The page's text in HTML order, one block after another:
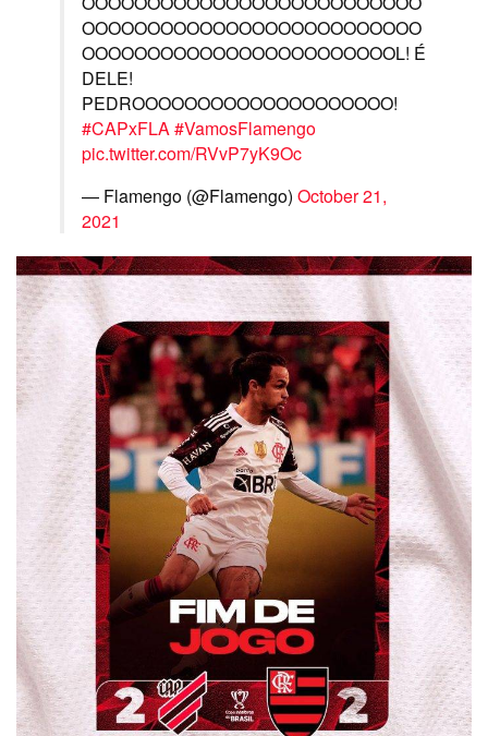
OOOOOOOOOOOOOOOOOOOOOOOOOO
OOOOOOOOOOOOOOOOOOOOOOOOL! É
DELE!
PEDROOOOOOOOOOOOOOOOOOOO!
#CAPxFLA#VamosFlamengo
pic.twitter.com/RVvP7yK9Oc
— Flamengo (@Flamengo) October 21,
2021